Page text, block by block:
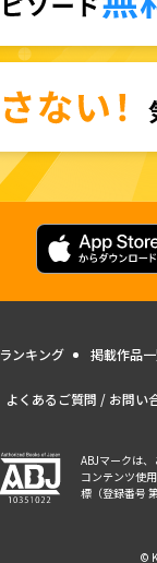
ランキング 掲載作品
よくあるご質問 / お問い
ABJマークは
コンテンツ使
標（登録番号
©